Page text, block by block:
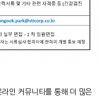
인 커뮤니티를 통해 더 많은